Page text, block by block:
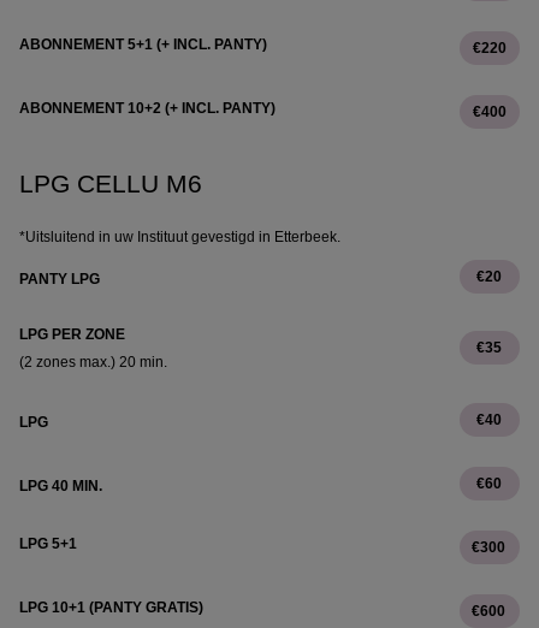
ABONNEMENT 5+1 (+ INCL. PANTY) €220
ABONNEMENT 10+2 (+ INCL. PANTY) €400
LPG CELLU M6
*Uitsluitend in uw Instituut gevestigd in Etterbeek.
PANTY LPG €20
LPG PER ZONE
(2 zones max.) 20 min.
€35
LPG €40
LPG 40 MIN. €60
LPG 5+1 €300
LPG 10+1 (PANTY GRATIS) €600